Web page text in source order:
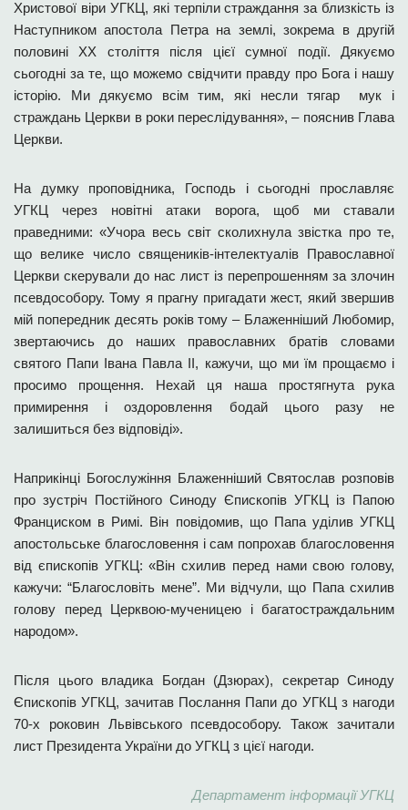
Христової віри УГКЦ, які терпіли страждання за близкість із
Наступником апостола Петра на землі, зокрема в другій
половині XX століття після цієї сумної події. Дякуємо
сьогодні за те, що можемо свідчити правду про Бога і нашу
історію. Ми дякуємо всім тим, які несли тягар мук і
страждань Церкви в роки переслідування», – пояснив Глава
Церкви.
На думку проповідника, Господь і сьогодні прославляє
УГКЦ через новітні атаки ворога, щоб ми ставали
праведними: «Учора весь світ сколихнула звістка про те,
що велике число священиків-інтелектуалів Православної
Церкви скерували до нас лист із перепрошенням за злочин
псевдособору. Тому я прагну пригадати жест, який звершив
мій попередник десять років тому – Блаженніший Любомир,
звертаючись до наших православних братів словами
святого Папи Івана Павла II, кажучи, що ми їм прощаємо і
просимо прощення. Нехай ця наша простягнута рука
примирення і оздоровлення бодай цього разу не
залишиться без відповіді».
Наприкінці Богослужіння Блаженніший Святослав розповів
про зустріч Постійного Синоду Єпископів УГКЦ із Папою
Франциском в Римі. Він повідомив, що Папа уділив УГКЦ
апостольське благословення і сам попрохав благословення
від єпископів УГКЦ: «Він схилив перед нами свою голову,
кажучи: “Благословіть мене”. Ми відчули, що Папа схилив
голову перед Церквою-мученицею і багатостраждальним
народом».
Після цього владика Богдан (Дзюрах), секретар Синоду
Єпископів УГКЦ, зачитав Послання Папи до УГКЦ з нагоди
70-х роковин Львівського псевдособору. Також зачитали
лист Президента України до УГКЦ з цієї нагоди.
Департамент інформації УГКЦ